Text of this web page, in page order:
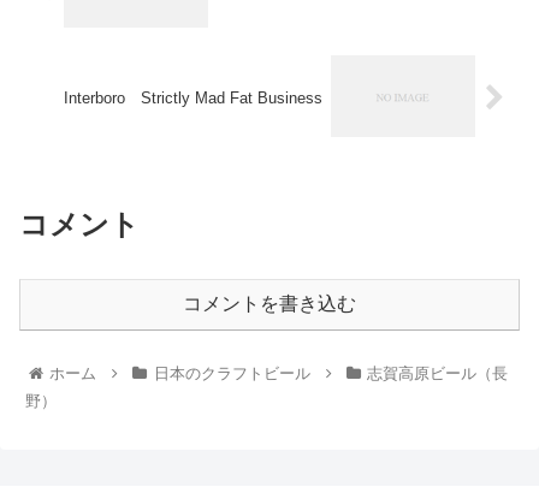
Interboro Strictly Mad Fat Business
コメント
コメントを書き込む
ホーム 日本のクラフトビール
志賀高原ビール（長
野）